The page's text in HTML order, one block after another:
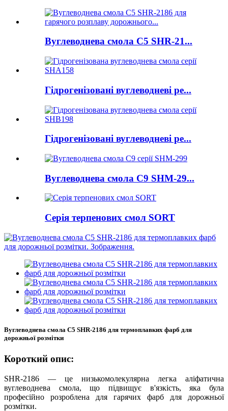
Вуглеводнева смола C5 SHR-21...
Гідрогенізовані вуглеводневі ре...
Гідрогенізовані вуглеводневі ре...
Вуглеводнева смола C9 SHM-29...
Серія терпенових смол SORT
Вуглеводнева смола C5 SHR-2186 для термоплавких фарб для
дорожньої розмітки
Короткий опис:
SHR-2186 — це низькомолекулярна легка аліфатична
вуглеводнева смола, що підвищує в'язкість, яка була
професійно розроблена для гарячих фарб для дорожньої
розмітки.